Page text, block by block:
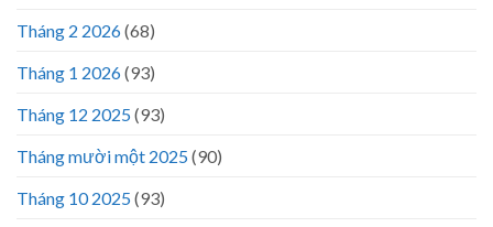
Tháng 2 2026(68)
Tháng 1 2026(93)
Tháng 12 2025(93)
Tháng mười một 2025(90)
Tháng 10 2025(93)